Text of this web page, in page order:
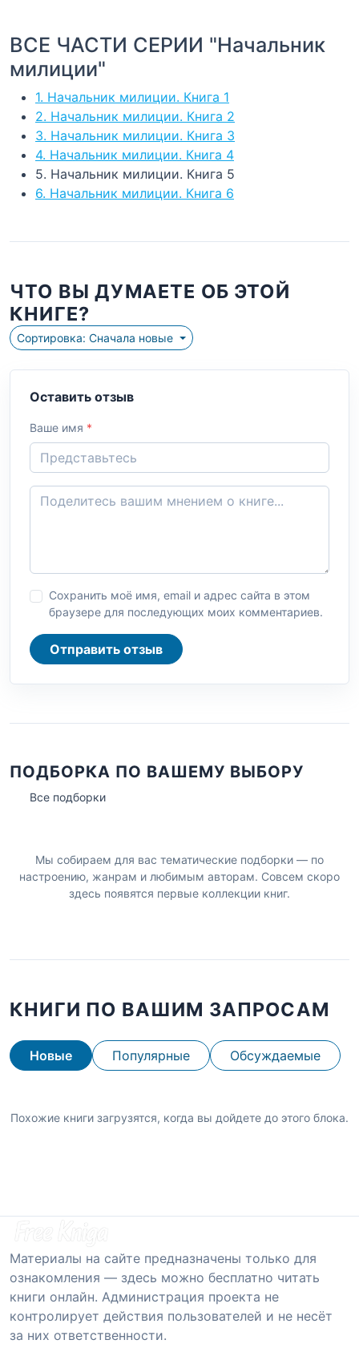
ВСЕ ЧАСТИ СЕРИИ "Начальник
милиции"
1. Начальник милиции. Книга 1
2. Начальник милиции. Книга 2
3. Начальник милиции. Книга 3
4. Начальник милиции. Книга 4
5. Начальник милиции. Книга 5
6. Начальник милиции. Книга 6
ЧТО ВЫ ДУМАЕТЕ ОБ ЭТОЙ
КНИГЕ?
Сортировка: Сначала новые
Оставить отзыв
Ваше имя *
Сохранить моё имя, email и адрес сайта в этом
браузере для последующих моих комментариев.
Отправить отзыв
ПОДБОРКА ПО ВАШЕМУ ВЫБОРУ
Все подборки
Мы собираем для вас тематические подборки — по
настроению, жанрам и любимым авторам. Совсем скоро
здесь появятся первые коллекции книг.
КНИГИ ПО ВАШИМ ЗАПРОСАМ
Новые Популярные Обсуждаемые
Похожие книги загрузятся, когда вы дойдете до этого блока.
Материалы на сайте предназначены только для
ознакомления — здесь можно бесплатно читать
книги онлайн. Администрация проекта не
контролирует действия пользователей и не несёт
за них ответственности.